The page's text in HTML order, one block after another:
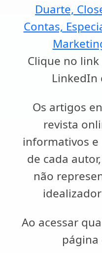
Duarte,
Contas,
Clique no
LinkedIn
Os artigos
revista
informativos
de cada
não
Ao acessar